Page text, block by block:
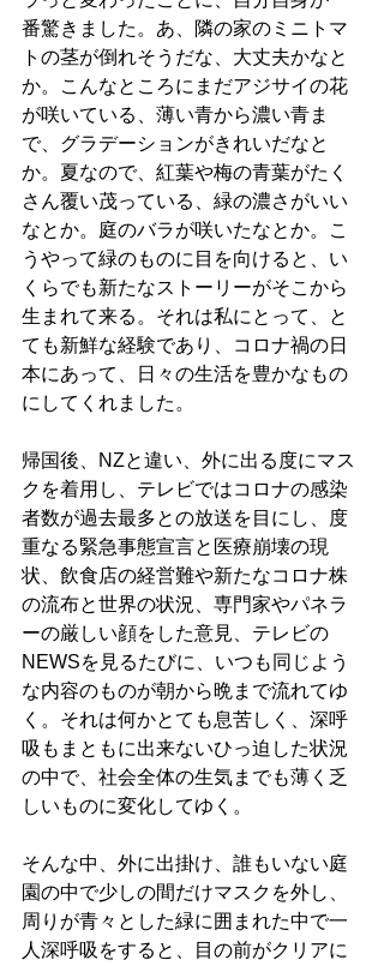
番驚きました。あ、隣の家のミニトマ
トの茎が倒れそうだな、大丈夫かなと
か。こんなところにまだアジサイの花
が咲いている、薄い青から濃い青ま
で、グラデーションがきれいだなと
か。夏なので、紅葉や梅の青葉がたく
さん覆い茂っている、緑の濃さがいい
なとか。庭のバラが咲いたなとか。こ
うやって緑のものに目を向けると、い
くらでも新たなストーリーがそこから
生まれて来る。それは私にとって、と
ても新鮮な経験であり、コロナ禍の日
本にあって、日々の生活を豊かなもの
にしてくれました。
帰国後、NZと違い、外に出る度にマス
クを着用し、テレビではコロナの感染
者数が過去最多との放送を目にし、度
重なる緊急事態宣言と医療崩壊の現
状、飲食店の経営難や新たなコロナ株
の流布と世界の状況、専門家やパネラ
ーの厳しい顔をした意見、テレビの
NEWSを見るたびに、いつも同じよう
な内容のものが朝から晩まで流れてゆ
く。それは何かとても息苦しく、深呼
吸もまともに出来ないひっ迫した状況
の中で、社会全体の生気までも薄く乏
しいものに変化してゆく。
そんな中、外に出掛け、誰もいない庭
園の中で少しの間だけマスクを外し、
周りが青々とした緑に囲まれた中で一
人深呼吸をすると、目の前がクリアに